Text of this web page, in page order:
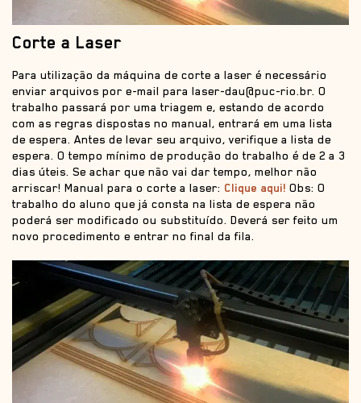
Corte a Laser
Para utilização da máquina de corte a laser é necessário
enviar arquivos por e-mail para laser-dau@puc-rio.br. O
trabalho passará por uma triagem e, estando de acordo
com as regras dispostas no manual, entrará em uma lista
de espera. Antes de levar seu arquivo, verifique a lista de
espera. O tempo mínimo de produção do trabalho é de 2 a 3
dias úteis. Se achar que não vai dar tempo, melhor não
arriscar! Manual para o corte a laser: Clique aqui! Obs: O
trabalho do aluno que já consta na lista de espera não
poderá ser modificado ou substituído. Deverá ser feito um
novo procedimento e entrar no final da fila.